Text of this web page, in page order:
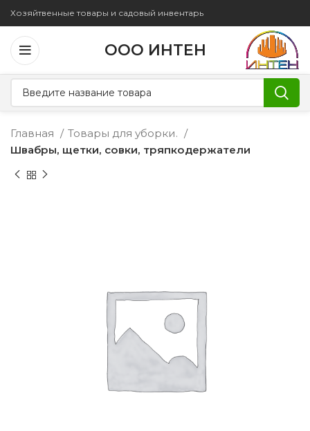
Хозяйтвенные товары и садовый инвентарь
ООО ИНТЕН
Главная
Товары для уборки.
Швабры, щетки, совки, тряпкодержатели